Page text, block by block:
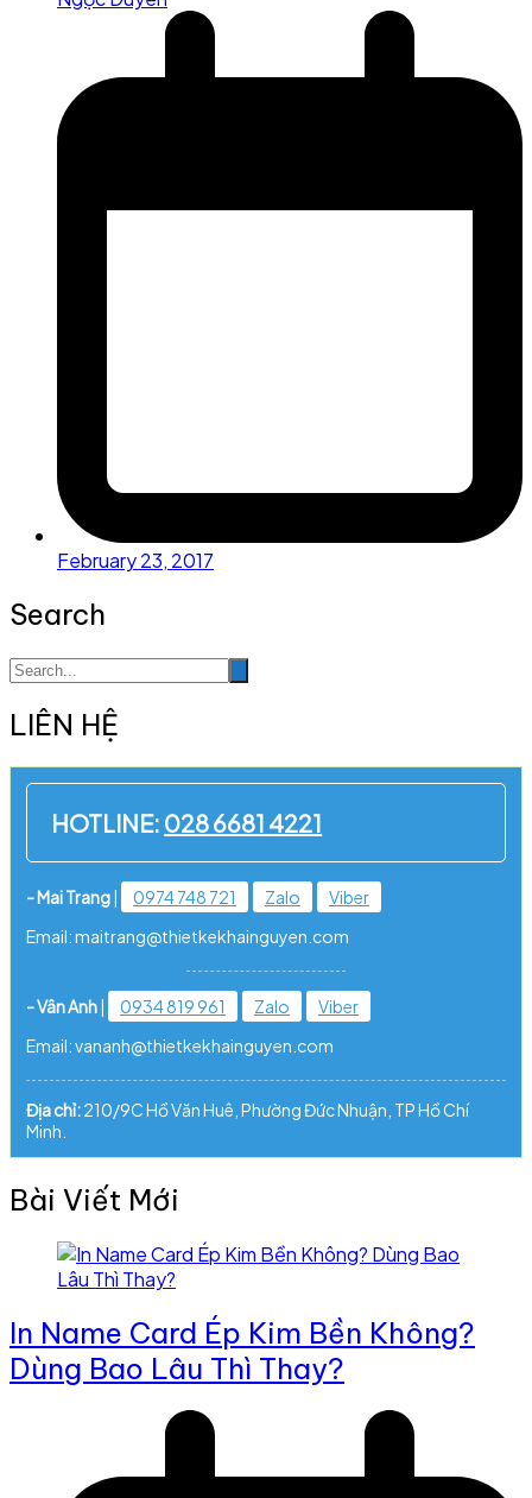
February 23, 2017
Search
LIÊN HỆ
HOTLINE: 028 6681 4221
- Mai Trang| 0974 748 721 Zalo
Viber
Email: maitrang@thietkekhainguyen.com
- Vân Anh| 0934 819 961 Zalo
Viber
Email: vananh@thietkekhainguyen.com
Địa chỉ:210/9C Hồ Văn Huê, Phường Đức Nhuận, TP Hồ Chí
Minh.
Bài Viết Mới
In Name Card Ép Kim Bền Không?
Dùng Bao Lâu Thì Thay?